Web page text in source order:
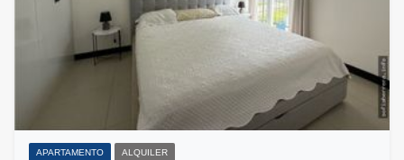
APARTAMENTO ALQUILER